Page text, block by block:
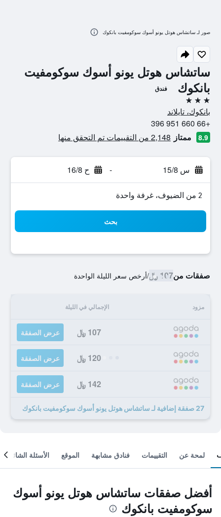
ساتشاس هوتل يونو أسوك سوكومفيت
بانكوك
فندق
3 نجوم
بانكوك، تايلاند
+66 660 951 396
8.9 ممتاز 2,148 من التقييمات تم التحقق منها
س 15/8 - ح 16/8
2 من الضيوف، غرفة واحدة
بحث
صفقات من107 ﷼ /أرخص سعر الليلة الواحدة
مزود الإجمالي في الليلة
107 ﷼ عرض الصفقة
120 ﷼ عرض الصفقة
142 ﷼ عرض الصفقة
27 صفقة إضافية لـ ساتشاس هوتل يونو أسوك سوكومفيت بانكوك
صور لـ ساتشاس هوتل يونو أسوك سوكومفيت بانكوك
لمحة عن التقييمات فنادق مشابهة الموقع الأسئلة الشائعة
أفضل صفقات ساتشاس هوتل يونو أسوك
سوكومفيت بانكوك